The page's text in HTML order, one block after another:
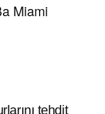
Miami
tehdit